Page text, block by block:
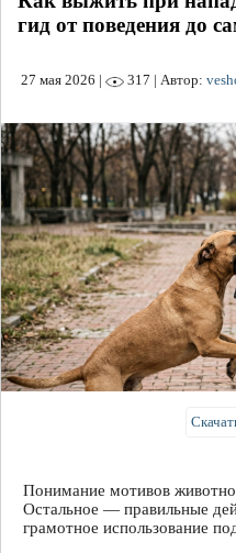
гид от поведения до
27 мая 2026 | 317 | Автор:
Понимание мотивов
Остальное — правильные
грамотное использование